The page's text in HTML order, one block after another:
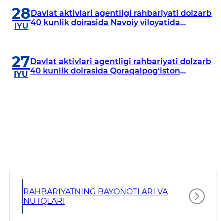
28
IYU
Davlat aktivlari agentligi rahbariyati dolzarb
40 kunlik doirasida Navoiy viloyatida
27
IYU
Davlat aktivlari agentligi rahbariyati dolzarb
40 kunlik doirasida Qoraqalpog‘iston
RAHBARIYATNING BAYONOTLARI VA
NUTQLARI